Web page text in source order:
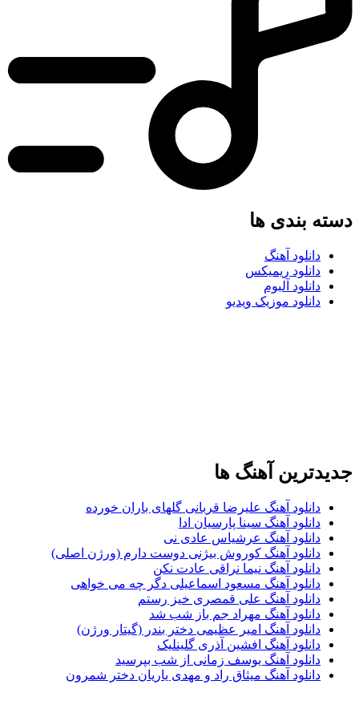
بندی ها
دانلود آهنگ
دانلود ریمیکس
دانلود آلبوم
دانلود موزیک ویدیو
آهنگ ها
دانلود آهنگ علیرضا قربانی گلهای باران خورده
دانلود آهنگ سینا پارسیان ادا
دانلود آهنگ عرشیاس عادی نی
دانلود آهنگ کوروش بیژنی دوست دارم (ورژن اصلی)
دانلود آهنگ نیما نراقی عادت نکن
دانلود آهنگ مسعود اسماعیلی دگر چه می خواهی
دانلود آهنگ علی قمصری خیز رستم
دانلود آهنگ مهراد جم باز شب شد
دانلود آهنگ امیر عظیمی دختر بندر (گیتار ورژن)
دانلود آهنگ افشین آذری گلینلیک
دانلود آهنگ یوسف زمانی از شب بپرسید
دانلود آهنگ میثاق راد و مهدی یاریان دختر شمرون